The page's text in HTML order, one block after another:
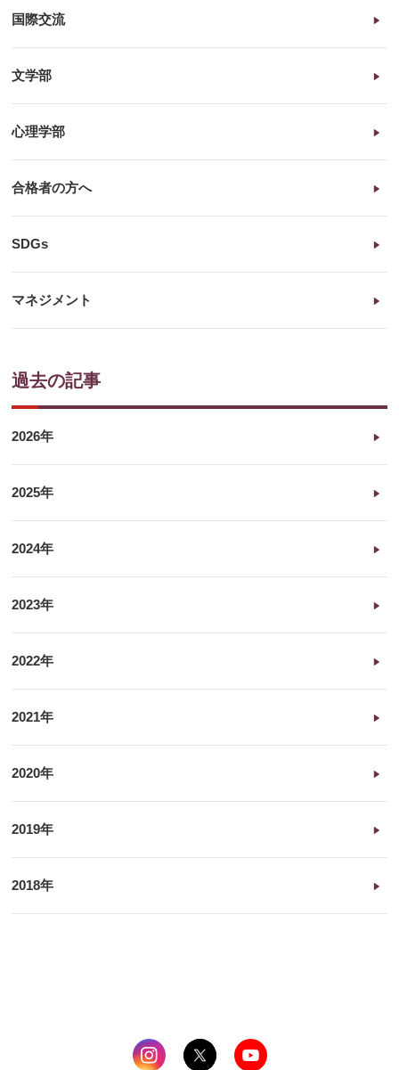
国際交流
文学部
心理学部
合格者の方へ
SDGs
マネジメント
過去の記事
2026年
2025年
2024年
2023年
2022年
2021年
2020年
2019年
2018年